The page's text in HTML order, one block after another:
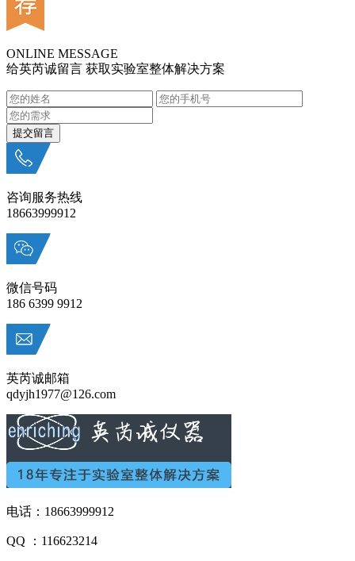
ONLINE MESSAGE
给英芮诚留言 获取实验室整体解决方案
咨询服务热线
18663999912
微信号码
186 6399 9912
英芮诚邮箱
qdyjh1977@126.com
电话：18663999912
QQ ：116623214